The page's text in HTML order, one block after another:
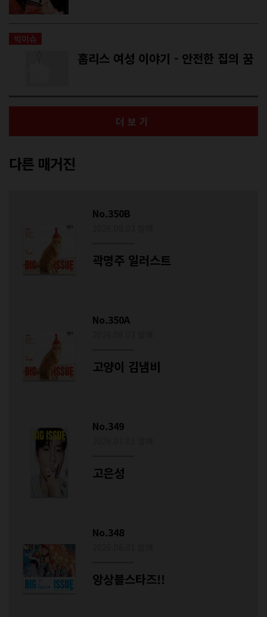
빅이슈
홈리스 여성 이야기 - 안전한 집의 꿈
더보기
다른 매거진
No.350B
곽명주 일러스트
No.350A
고양이 김냄비
No.349
고은성
No.348
앙상블스타즈!!